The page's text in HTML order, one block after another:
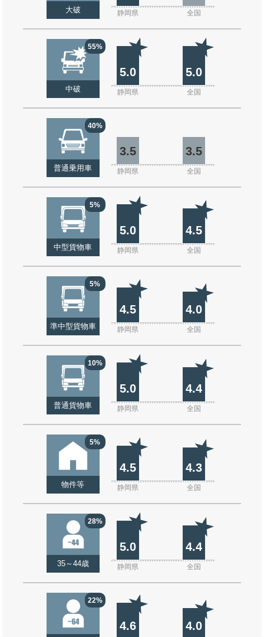
大破 静岡県 全国
55%
中破
5.0 5.0
静岡県 全国
40%
普通乗用車
3.5 3.5
静岡県 全国
5%
中型貨物車
5.0 4.5
静岡県 全国
5%
準中型貨物車
4.5 4.0
静岡県 全国
10%
普通貨物車
5.0 4.4
静岡県 全国
5%
物件等
4.5 4.3
静岡県 全国
28%
35～44歳
5.0 4.4
静岡県 全国
22%
4.6 4.0